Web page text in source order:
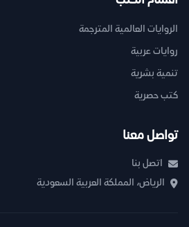
الروايات العالمية المترجمة
روايات عربية
تنمية بشرية
كتب حصرية
تواصل معنا
اتصل بنا
الرياض، المملكة العربية السعودية